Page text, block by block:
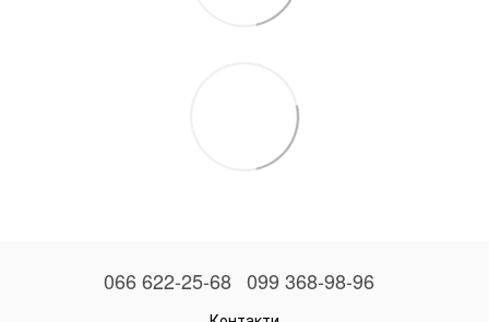
066 622-25-68 099 368-98-96